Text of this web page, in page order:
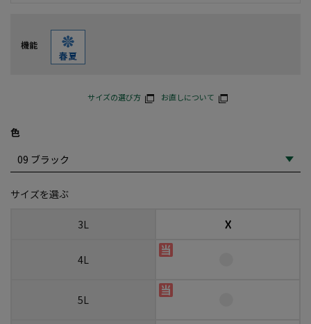
機能
サイズの選び方 お直しについて
色
サイズを選ぶ
3L ☓
4L
5L